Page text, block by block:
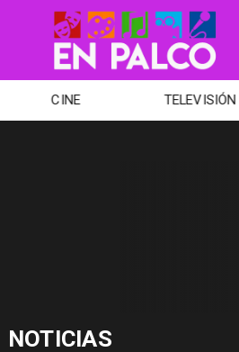
CINE TELEVISIÓN
NOTICIAS